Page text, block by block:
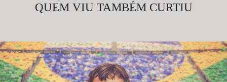
QUEM VIU TAMBÉM CURTIU